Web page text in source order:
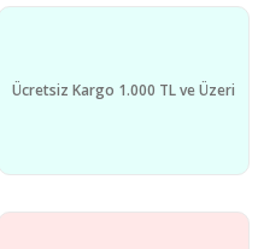
görüntülenemiyor.
Ücretsiz Kargo 1.000 TL ve Üzeri